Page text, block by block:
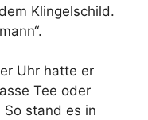
Klingelschild.
Uhr hatte er
Tee oder
So stand es in